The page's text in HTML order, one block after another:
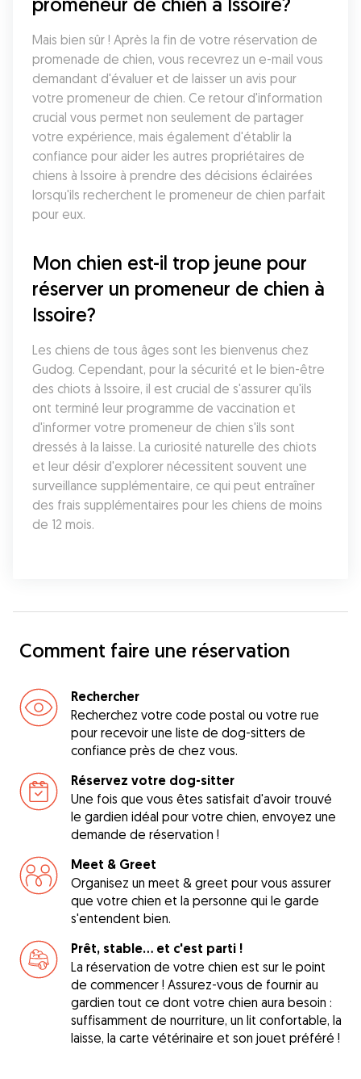
Mais bien sûr ! Après la fin de votre réservation de
promenade de chien, vous recevrez un e-mail vous
demandant d'évaluer et de laisser un avis pour
votre promeneur de chien. Ce retour d'information
crucial vous permet non seulement de partager
votre expérience, mais également d'établir la
confiance pour aider les autres propriétaires de
chiens à Issoire à prendre des décisions éclairées
lorsqu'ils recherchent le promeneur de chien parfait
pour eux.
Mon chien est-il trop jeune pour
réserver un promeneur de chien à
Issoire?
Les chiens de tous âges sont les bienvenus chez
Gudog. Cependant, pour la sécurité et le bien-être
des chiots à Issoire, il est crucial de s'assurer qu'ils
ont terminé leur programme de vaccination et
d'informer votre promeneur de chien s'ils sont
dressés à la laisse. La curiosité naturelle des chiots
et leur désir d'explorer nécessitent souvent une
surveillance supplémentaire, ce qui peut entraîner
des frais supplémentaires pour les chiens de moins
de 12 mois.
Comment faire une réservation
Rechercher
Recherchez votre code postal ou votre rue
pour recevoir une liste de dog-sitters de
confiance près de chez vous.
Réservez votre dog-sitter
Une fois que vous êtes satisfait d'avoir trouvé
le gardien idéal pour votre chien, envoyez une
demande de réservation !
Meet & Greet
Organisez un meet & greet pour vous assurer
que votre chien et la personne qui le garde
s'entendent bien.
Prêt, stable... et c'est parti !
La réservation de votre chien est sur le point
de commencer ! Assurez-vous de fournir au
gardien tout ce dont votre chien aura besoin :
suffisamment de nourriture, un lit confortable, la
laisse, la carte vétérinaire et son jouet préféré !